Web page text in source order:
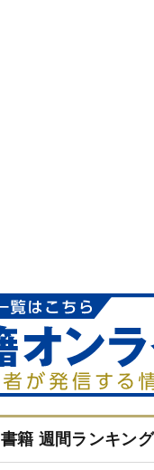
書籍 週間ランキング